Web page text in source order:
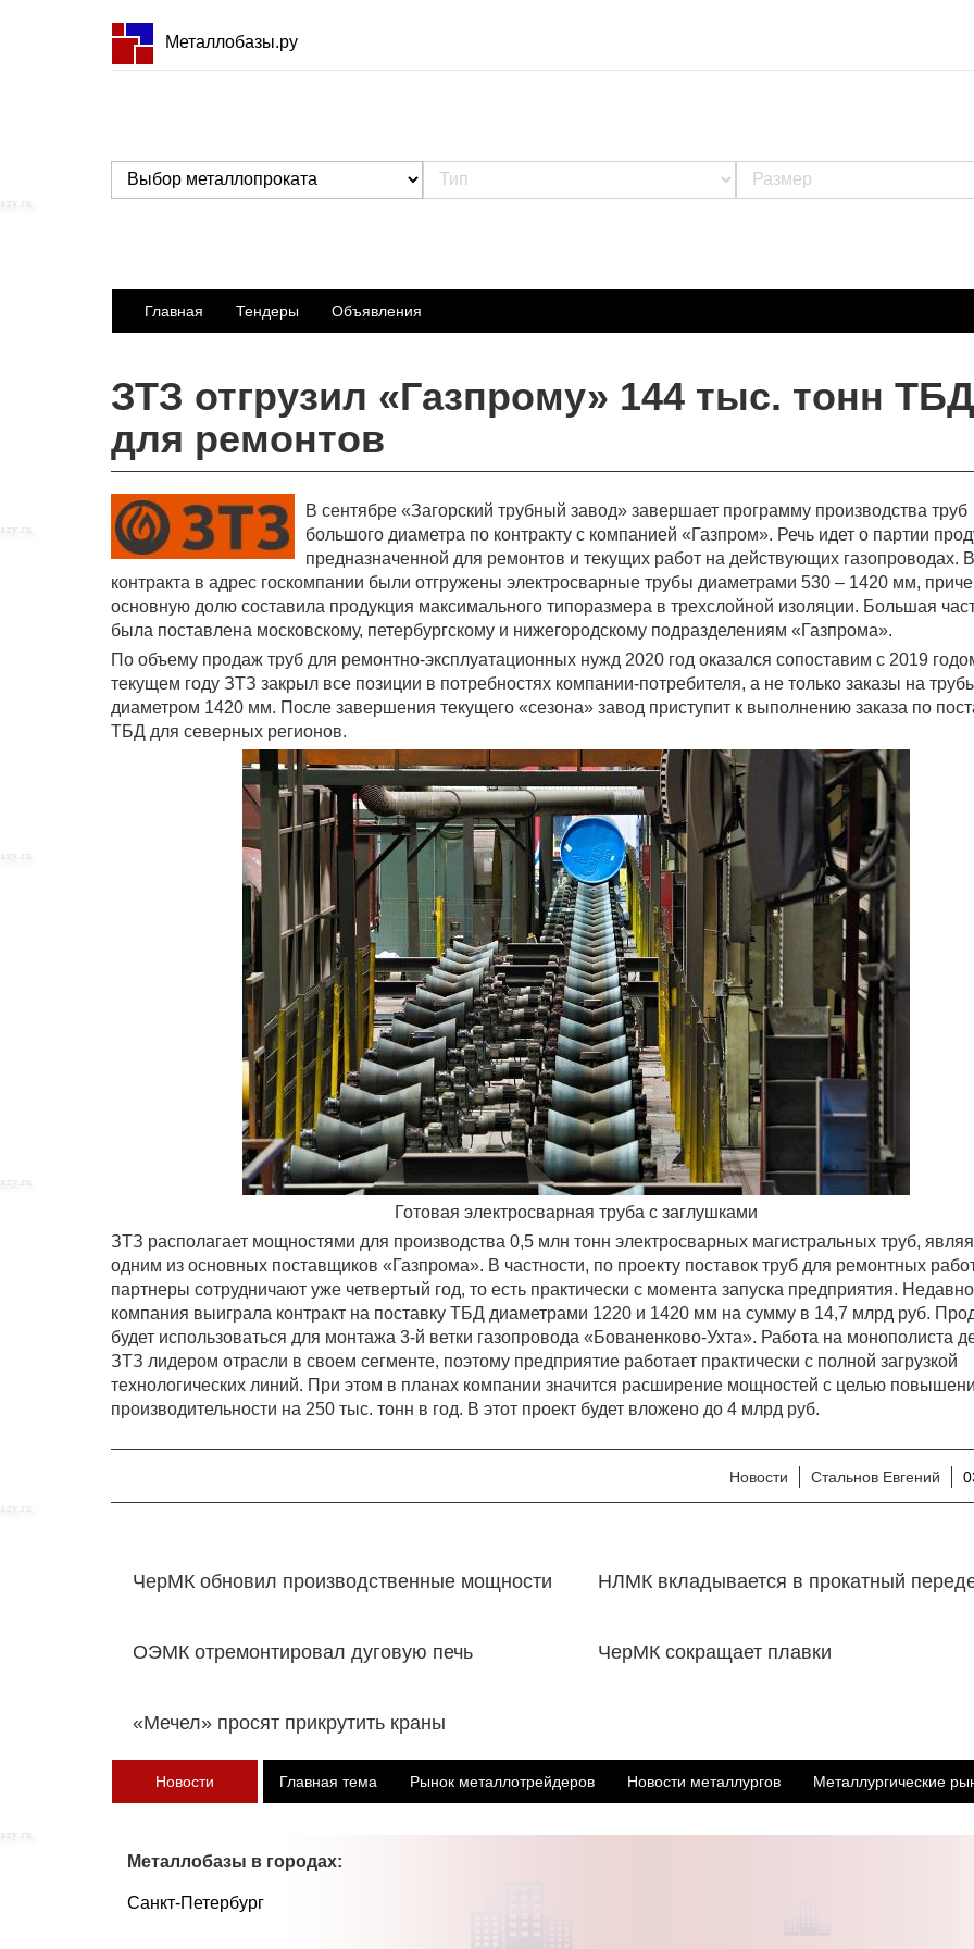
Металлобазы.ру
Главная Тендеры Объявления
ЗТЗ отгрузил «Газпрому» 144 тыс. тонн ТБД
для ремонтов
В сентябре «Загорский трубный завод» завершает программу производства труб
большого диаметра по контракту с компанией «Газпром». Речь идет о партии
предназначенной для ремонтов и текущих работ на действующих газопроводах.
контракта в адрес госкомпании были отгружены электросварные трубы диаметрами 530 – 1420 мм,
основную долю составила продукция максимального типоразмера в трехслойной изоляции. Большая
была поставлена московскому, петербургскому и нижегородскому подразделениям «Газпрома».
По объему продаж труб для ремонтно-эксплуатационных нужд 2020 год оказался сопоставим с 2019
текущем году ЗТЗ закрыл все позиции в потребностях компании-потребителя, а не только заказы на
диаметром 1420 мм. После завершения текущего «сезона» завод приступит к выполнению заказа по
ТБД для северных регионов.
Готовая электросварная труба с заглушками
ЗТЗ располагает мощностями для производства 0,5 млн тонн электросварных магистральных труб,
одним из основных поставщиков «Газпрома». В частности, по проекту поставок труб для ремонтных
партнеры сотрудничают уже четвертый год, то есть практически с момента запуска предприятия. Недавно
компания выиграла контракт на поставку ТБД диаметрами 1220 и 1420 мм на сумму в 14,7 млрд руб.
будет использоваться для монтажа 3-й ветки газопровода «Бованенково-Ухта». Работа на монополиста
ЗТЗ лидером отрасли в своем сегменте, поэтому предприятие работает практически с полной загрузкой
технологических линий. При этом в планах компании значится расширение мощностей с целью
производительности на 250 тыс. тонн в год. В этот проект будет вложено до 4 млрд руб.
Новости Стальнов Евгений
ЧерМК обновил производственные мощности НЛМК вкладывается в прокатный
ОЭМК отремонтировал дуговую печь ЧерМК сокращает плавки
«Мечел» просят прикрутить краны
Новости Главная тема Рынок металлотрейдеров Новости металлургов Металлургические
Металлобазы в городах:
Санкт-Петербург